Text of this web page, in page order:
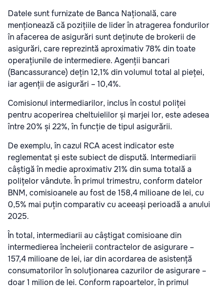
Datele sunt furnizate de Banca Națională, care
menționează că pozițiile de lider în atragerea fondurilor
în afacerea de asigurări sunt deținute de brokerii de
asigurări, care reprezintă aproximativ 78% din toate
operațiunile de intermediere. Agenții bancari
(Bancassurance) dețin 12,1% din volumul total al pieței,
iar agenții de asigurări – 10,4%.
Comisionul intermediarilor, inclus în costul poliței
pentru acoperirea cheltuielilor și marjei lor, este adesea
între 20% și 22%, în funcție de tipul asigurării.
De exemplu, în cazul RCA acest indicator este
reglementat și este subiect de dispută. Intermediarii
câștigă în medie aproximativ 21% din suma totală a
polițelor vândute. În primul trimestru, conform datelor
BNM, comisioanele au fost de 158,4 milioane de lei, cu
0,5% mai puțin comparativ cu aceeași perioadă a anului
2025.
În total, intermediarii au câștigat comisioane din
intermedierea încheierii contractelor de asigurare –
157,4 milioane de lei, iar din acordarea de asistență
consumatorilor în soluționarea cazurilor de asigurare –
doar 1 milion de lei. Conform rapoartelor, în primul